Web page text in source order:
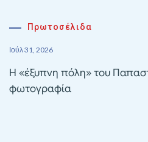
Πρωτοσέλιδα
Ιούλ 31, 2026
Η «έξυπνη πόλη» του
φωτογραφία